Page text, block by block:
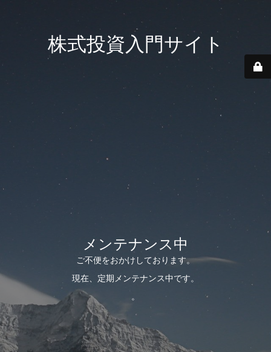
株式投資入門サイト
メンテナンス中
ご不便をおかけしております。
現在、定期メンテナンス中です。
。